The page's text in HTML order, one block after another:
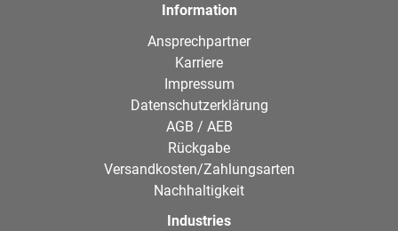
Information
Ansprechpartner
Karriere
Impressum
Datenschutzerklärung
AGB / AEB
Rückgabe
Versandkosten/Zahlungsarten
Nachhaltigkeit
Industries